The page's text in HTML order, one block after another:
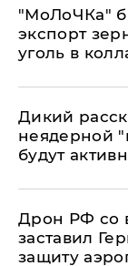
​"МоЛоЧКа"
экспорт
уголь в
Дикий
неядерной
будут
​Дрон РФ со
заставил
защиту